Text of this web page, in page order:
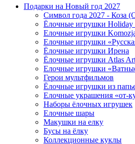
Подарки на Новый год 2027
Символ года 2027 - Коза
Ёлочные игрушки Holiday
Елочные игрушки
Елочные игрушки
Ёлочные игрушки Ирена
Ёлочные игрушки Atlas
Елочные игрушки
Герои мультфильмов
Ёлочные игрушки из
Елочные украшения «от-
Наборы ёлочных игрушек
Елочные шары
Макушки на елку
Бусы на ёлку
Коллекционные куклы